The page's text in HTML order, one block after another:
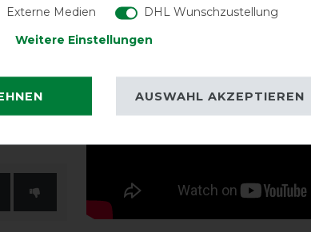
Decke
mit
Externe Medien
DHL Wunschzustellung
Weitere Einstellungen
AUSWAHL AKZEPTIEREN